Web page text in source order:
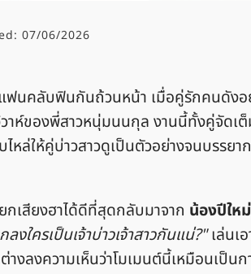
07/06/2026
แฟนคลับฟินกันถ้วนหน้า เมื่อคู่รักคนดังอ
าห์ของพี่สาวหนุ่มนนกุล งานนี้ทั้งคู่จัดเ
ล่ให้คู่บ่าวสาวดูเป็นตัวอย่างจนบรรยา
กเสียงฮาได้ดีที่สุดกลับมาจาก น้องปีใหม่
ลงใครเป็นเจ้าบ่าวเจ้าสาวกันแน่?"เล่นเ
งลงความเห็นว่าโมเมนต์นี้เหมือนเป็น